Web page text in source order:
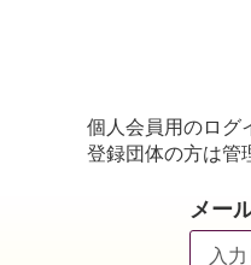
個人会員用のログ
登録団体の方は管
メー